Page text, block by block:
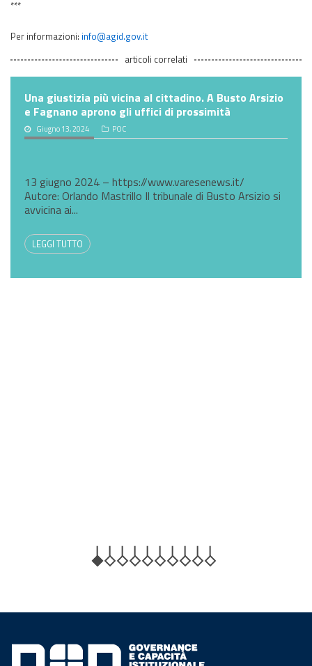
***
Per informazioni: info@agid.gov.it
articoli correlati
Una giustizia più vicina al cittadino. A Busto Arsizio
e Fagnano aprono gli uffici di prossimità
Giugno 13, 2024 POC
13 giugno 2024 – https://www.varesenews.it/
Autore: Orlando Mastrillo Il tribunale di Busto Arsizio si
avvicina ai...
LEGGI TUTTO